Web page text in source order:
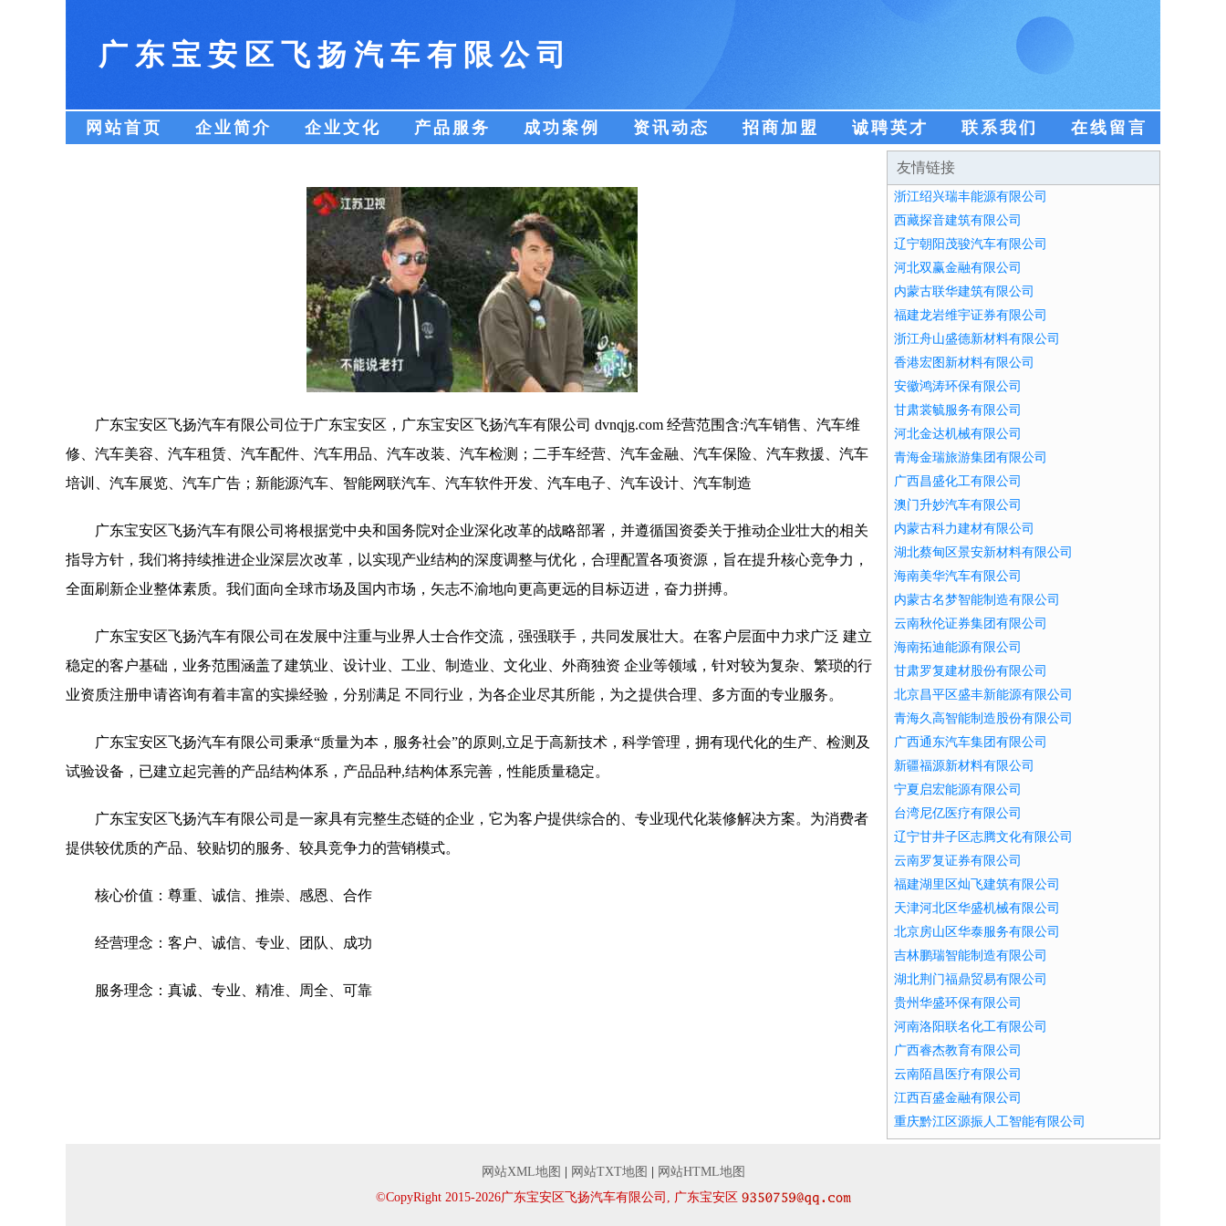
广东宝安区飞扬汽车有限公司
网站首页 企业简介 企业文化 产品服务 成功案例 资讯动态 招商加盟 诚聘英才 联系我们 在线留言
广东宝安区飞扬汽车有限公司位于广东宝安区，广东宝安区飞扬汽车有限公司 dvnqjg.com 经营范围含:汽车销售、汽车维
修、汽车美容、汽车租赁、汽车配件、汽车用品、汽车改装、汽车检测；二手车经营、汽车金融、汽车保险、汽车救援、汽车
培训、汽车展览、汽车广告；新能源汽车、智能网联汽车、汽车软件开发、汽车电子、汽车设计、汽车制造
广东宝安区飞扬汽车有限公司将根据党中央和国务院对企业深化改革的战略部署，并遵循国资委关于推动企业壮大的相关
指导方针，我们将持续推进企业深层次改革，以实现产业结构的深度调整与优化，合理配置各项资源，旨在提升核心竞争力，
全面刷新企业整体素质。我们面向全球市场及国内市场，矢志不渝地向更高更远的目标迈进，奋力拼搏。
广东宝安区飞扬汽车有限公司在发展中注重与业界人士合作交流，强强联手，共同发展壮大。在客户层面中力求广泛 建立
稳定的客户基础，业务范围涵盖了建筑业、设计业、工业、制造业、文化业、外商独资 企业等领域，针对较为复杂、繁琐的行
业资质注册申请咨询有着丰富的实操经验，分别满足 不同行业，为各企业尽其所能，为之提供合理、多方面的专业服务。
广东宝安区飞扬汽车有限公司秉承“质量为本，服务社会”的原则,立足于高新技术，科学管理，拥有现代化的生产、检测及
试验设备，已建立起完善的产品结构体系，产品品种,结构体系完善，性能质量稳定。
广东宝安区飞扬汽车有限公司是一家具有完整生态链的企业，它为客户提供综合的、专业现代化装修解决方案。为消费者
提供较优质的产品、较贴切的服务、较具竞争力的营销模式。
核心价值：尊重、诚信、推崇、感恩、合作
经营理念：客户、诚信、专业、团队、成功
服务理念：真诚、专业、精准、周全、可靠
友情链接
浙江绍兴瑞丰能源有限公司
西藏探音建筑有限公司
辽宁朝阳茂骏汽车有限公司
河北双赢金融有限公司
内蒙古联华建筑有限公司
福建龙岩维宇证券有限公司
浙江舟山盛德新材料有限公司
香港宏图新材料有限公司
安徽鸿涛环保有限公司
甘肃裳毓服务有限公司
河北金达机械有限公司
青海金瑞旅游集团有限公司
广西昌盛化工有限公司
澳门升妙汽车有限公司
内蒙古科力建材有限公司
湖北蔡甸区景安新材料有限公司
海南美华汽车有限公司
内蒙古名梦智能制造有限公司
云南秋伦证券集团有限公司
海南拓迪能源有限公司
甘肃罗复建材股份有限公司
北京昌平区盛丰新能源有限公司
青海久高智能制造股份有限公司
广西通东汽车集团有限公司
新疆福源新材料有限公司
宁夏启宏能源有限公司
台湾尼亿医疗有限公司
辽宁甘井子区志腾文化有限公司
云南罗复证券有限公司
福建湖里区灿飞建筑有限公司
天津河北区华盛机械有限公司
北京房山区华泰服务有限公司
吉林鹏瑞智能制造有限公司
湖北荆门福鼎贸易有限公司
贵州华盛环保有限公司
河南洛阳联名化工有限公司
广西睿杰教育有限公司
云南陌昌医疗有限公司
江西百盛金融有限公司
重庆黔江区源振人工智能有限公司
网站XML地图 网站TXT地图
网站HTML地图
©CopyRight 2015-2026广东宝安区飞扬汽车有限公司, 广东宝安区